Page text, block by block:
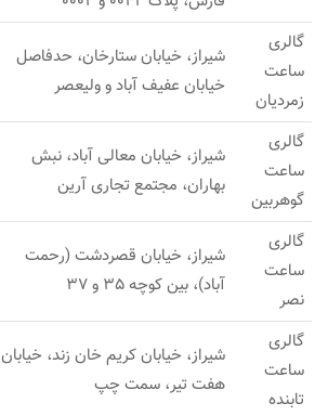
گالری
ساعت
زمردیان
شیراز، خیابان ستارخان، حدفاصل
خیابان عفیف آباد و ولیعصر
گالری
ساعت
گوهربین
شیراز، خیابان معالی آباد، نبش
بهاران، مجتمع تجاری آرین
گالری
ساعت
نصر
شیراز، خیابان قصردشت (رحمت
آباد)، بین کوچه 35 و 37
گالری
ساعت
تابنده
شیراز، خیابان کریم خان زند، خیابان
هفت تیر، سمت چپ